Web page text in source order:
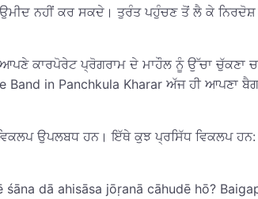
ਨਹੀਂ ਕਰ ਸਕਦੇ। ਤੁਰੰਤ ਪਹੁੰਚਣ ਤੋਂ ਲੈ ਕੇ
ਕਾਰਪੋਰੇਟ ਪ੍ਰੋਗਰਾਮ ਦੇ ਮਾਹੌਲ ਨੂੰ ਉੱਚਾ ਚੁੱਕਣਾ
Band in Panchkula Kharar ਅੱਜ ਹੀ
ਉਪਲਬਧ ਹਨ। ਇੱਥੇ ਕੁਝ ਪ੍ਰਸਿੱਧ ਵਿਕਲਪ ਹਨ:
dā ahisāsa jōṛanā cāhudē hō?